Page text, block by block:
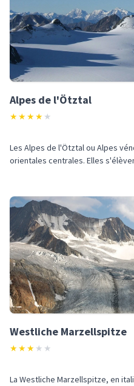
Alpes de l'Ötztal
★★★★ ★
Les Alpes de l'Ötztal ou Alpes
orientales centrales. Elles
Westliche Marzellspitze
★★★ ★ ★
La Westliche Marzellspitze, en